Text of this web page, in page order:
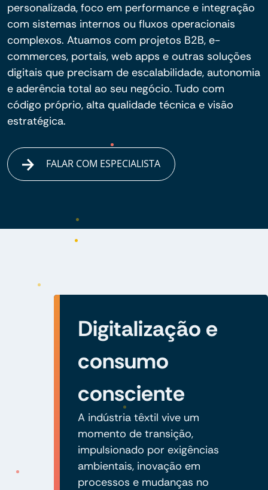
personalizada, foco em performance e integração
com sistemas internos ou fluxos operacionais
complexos. Atuamos com projetos B2B, e-
commerces, portais, web apps e outras soluções
digitais que precisam de escalabilidade, autonomia
e aderência total ao seu negócio. Tudo com
código próprio, alta qualidade técnica e visão
estratégica.
FALAR COM ESPECIALISTA
Digitalização e
consumo
consciente
A indústria têxtil vive um
momento de transição,
impulsionado por exigências
ambientais, inovação em
processos e mudanças no